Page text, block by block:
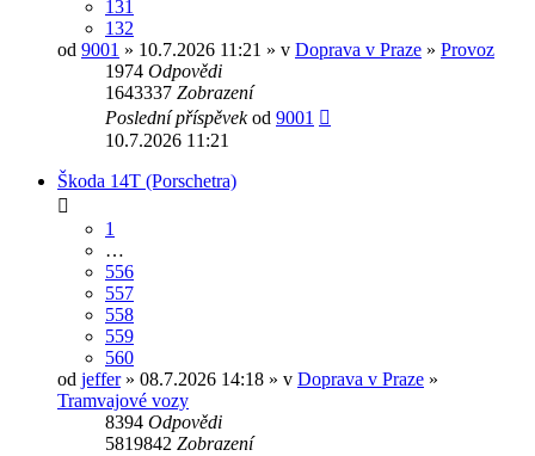
131
132
od 9001 » 10.7.2026 11:21 » v Doprava v Praze » Provoz
1974 Odpovědi
1643337 Zobrazení
Poslední příspěvekod 9001
10.7.2026 11:21
Škoda 14T (Porschetra)
1
…
556
557
558
559
560
od jeffer» 08.7.2026 14:18 » v Doprava v Praze »
Tramvajové vozy
8394 Odpovědi
5819842 Zobrazení